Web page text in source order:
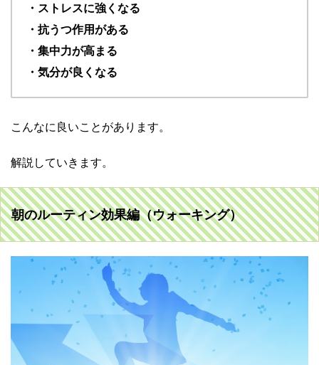
・ストレスに強くなる
・抗うつ作用がある
・集中力が高まる
・気分が良くなる
こんなに良いことがあります。
解説していきます。
朝のルーティン効果編（ウォーキング）